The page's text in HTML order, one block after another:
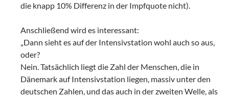
die knapp 10% Differenz in der Impfquote nicht).
Anschließend wird es interessant:
„Dann sieht es auf der Intensivstation wohl auch so aus,
oder?
Nein. Tatsächlich liegt die Zahl der Menschen, die in
Dänemark auf Intensivstation liegen, massiv unter den
deutschen Zahlen, und das auch in der zweiten Welle, als